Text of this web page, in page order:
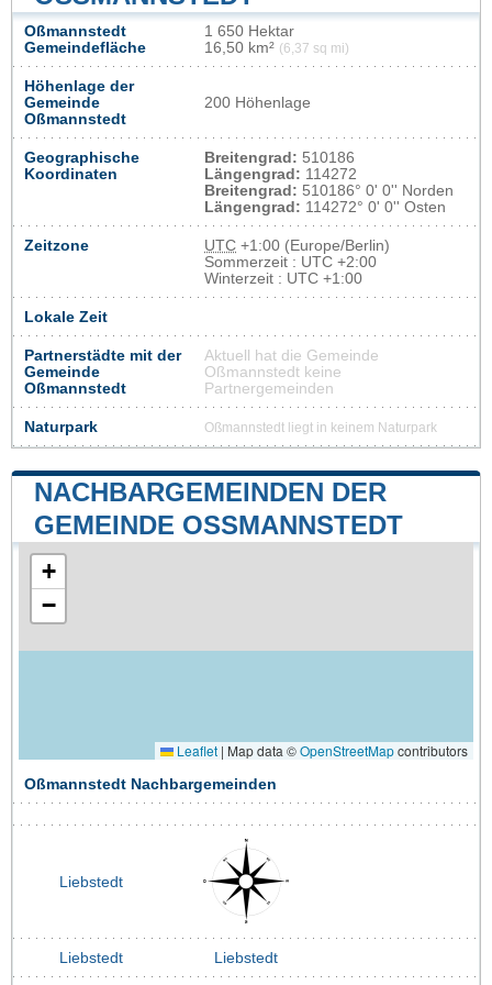
Oßmannstedt
Gemeindefläche
1 650 Hektar
16,50 km² (6,37 sq mi)
Höhenlage der
Gemeinde
Oßmannstedt
200 Höhenlage
Geographische
Koordinaten
Breitengrad: 510186
Längengrad: 114272
Breitengrad: 510186° 0' 0'' Norden
Längengrad: 114272° 0' 0'' Osten
Zeitzone UTC +1:00 (Europe/Berlin)
Sommerzeit : UTC +2:00
Winterzeit : UTC +1:00
Lokale Zeit
Partnerstädte mit der
Gemeinde
Oßmannstedt
Aktuell hat die Gemeinde
Oßmannstedt keine
Partnergemeinden
Naturpark Oßmannstedt liegt in keinem Naturpark
NACHBARGEMEINDEN DER
GEMEINDE OSSMANNSTEDT
+
−
Leaflet | Map data ©OpenStreetMapcontributors
Oßmannstedt Nachbargemeinden
Liebstedt
Liebstedt Liebstedt